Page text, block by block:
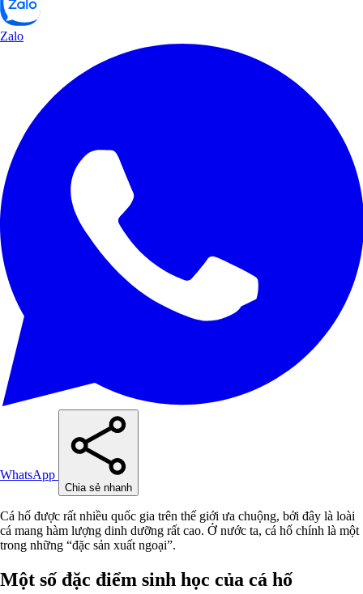
Zalo
WhatsApp
Chia sẻ nhanh
Cá hố được rất nhiều quốc gia trên thế giới ưa chuộng, bởi đây là loài
cá mang hàm lượng dinh dưỡng rất cao. Ở nước ta, cá hố chính là một
trong những “đặc sản xuất ngoại”.
Một số đặc điểm sinh học của cá hố